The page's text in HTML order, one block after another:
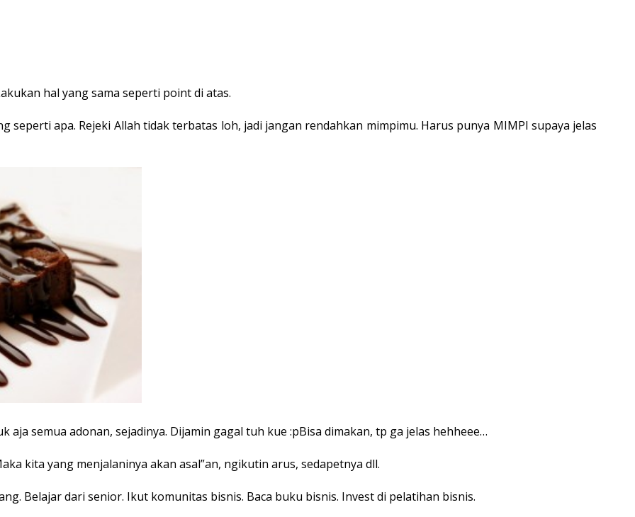
hal yang sama seperti point di atas.
seperti apa. Rejeki Allah tidak terbatas loh, jadi jangan rendahkan mimpimu. Harus punya MIMPI supaya jelas
aja semua adonan, sejadinya. Dijamin gagal tuh kue :pBisa dimakan, tp ga jelas hehheee…
kita yang menjalaninya akan asal”an, ngikutin arus, sedapetnya dll.
Belajar dari senior. Ikut komunitas bisnis. Baca buku bisnis. Invest di pelatihan bisnis.